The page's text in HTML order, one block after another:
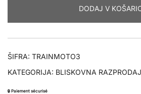
DODAJ V
ŠIFRA: TRAINMOTO3
KATEGORIJA: BLISKOVNA
🔒 Paiement sécurisé